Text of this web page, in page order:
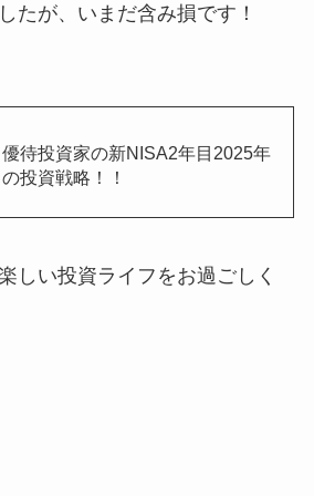
たが、いまだ含み損です！
優待投資家の新NISA2年目2025年
の投資戦略！！
しい投資ライフをお過ごしく